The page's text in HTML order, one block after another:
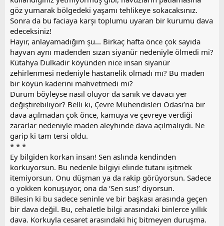
göz yumarak bölgedeki yaşamı tehlikeye sokacaksınız.
Sonra da bu faciaya karşı toplumu uyaran bir kurumu dava
edeceksiniz!
Hayır, anlayamadığım şu... Birkaç hafta önce çok sayıda
hayvan aynı madenden sızan siyanür nedeniyle ölmedi mi?
Kütahya Dulkadir köyünden nice insan siyanür
zehirlenmesi nedeniyle hastanelik olmadı mı? Bu maden
bir köyün kaderini mahvetmedi mi?
Durum böyleyse nasıl oluyor da sanık ve davacı yer
değiştirebiliyor? Belli ki, Çevre Mühendisleri Odası’na bir
dava açılmadan çok önce, kamuya ve çevreye verdiği
zararlar nedeniyle maden aleyhinde dava açılmalıydı. Ne
garip ki tam tersi oldu.
* * *
Ey bilgiden korkan insan! Sen aslında kendinden
korkuyorsun. Bu nedenle bilgiyi elinde tutanı işitmek
itemiyorsun. Onu düşman ya da rakip görüyorsun. Sadece
o yokken konuşuyor, ona da ‘Sen sus!’ diyorsun.
Bilesin ki bu sadece seninle ve bir başkası arasında geçen
bir dava değil. Bu, cehaletle bilgi arasındaki binlerce yıllık
dava. Korkuyla cesaret arasındaki hiç bitmeyen duruşma.